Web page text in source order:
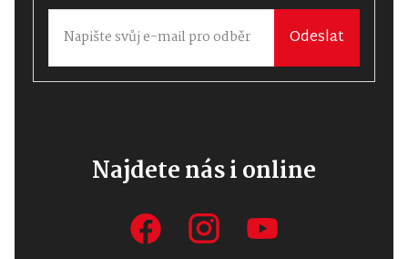
Odeslat
Najdete nás i online